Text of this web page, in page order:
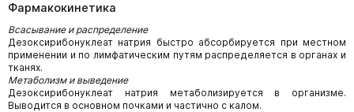
Фармакокинетика
Всасывание и распределение
Дезоксирибонуклеат натрия быстро абсорбируется при местном
применении и по лимфатическим путям распределяется в органах и
тканях.
Метаболизм и выведение
Дезоксирибонуклеат натрия метаболизируется в организме.
Выводится в основном почками и частично с калом.